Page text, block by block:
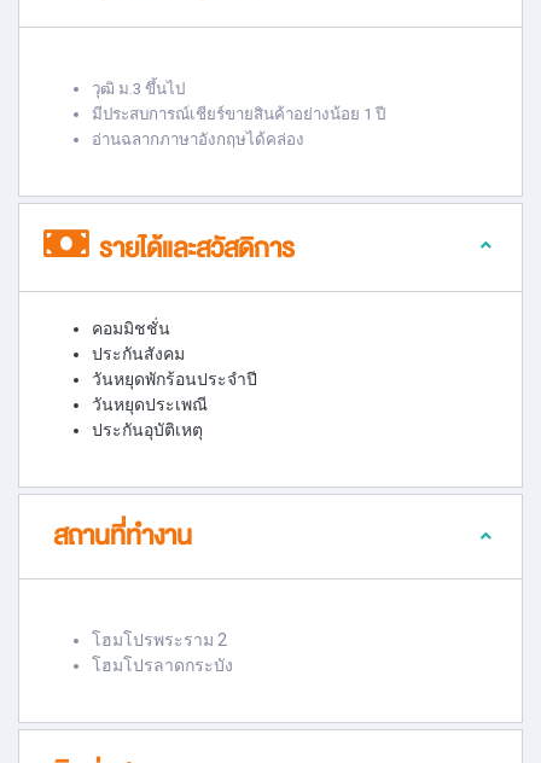
วุฒิ ม.3 ขึ้นไป
มีประสบการณ์เชียร์ขายสินค้าอย่างน้อย 1 ปี
อ่านฉลากภาษาอังกฤษได้คล่อง
รายได้และสวัสดิการ
คอมมิชชั่น
ประกันสังคม
วันหยุดพักร้อนประจำปี
วันหยุดประเพณี
ประกันอุบัติเหตุ
สถานที่ทำงาน
โฮมโปรพระราม 2
โฮมโปรลาดกระบัง